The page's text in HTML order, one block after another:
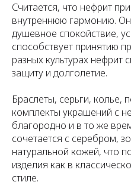
Считается, что нефрит
внутреннюю гармонию.
душевное спокойствие,
способствует принятию
разных культурах нефрит
защиту и долголетие.
Браслеты, серьги, колье,
комплекты украшений с
благородно и в то же
сочетается с серебром,
натуральной кожей, что
изделия как в
стиле.